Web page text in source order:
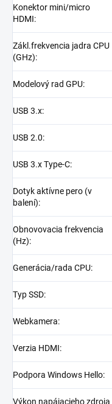
Konektor mini/micro
HDMI:
Zákl.frekvencia jadra CPU
(GHz):
Modelový rad GPU:
USB 3.x:
USB 2.0:
USB 3.x Type-C:
Dotyk aktívne pero (v
balení):
Obnovovacia frekvencia
(Hz):
Generácia/rada CPU:
Typ SSD:
Webkamera:
Verzia HDMI:
Podpora Windows Hello:
Výkon napájacieho zdroja